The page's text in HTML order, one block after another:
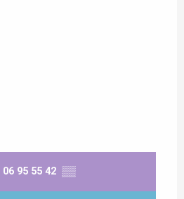
06 95 55 42 ▒▒